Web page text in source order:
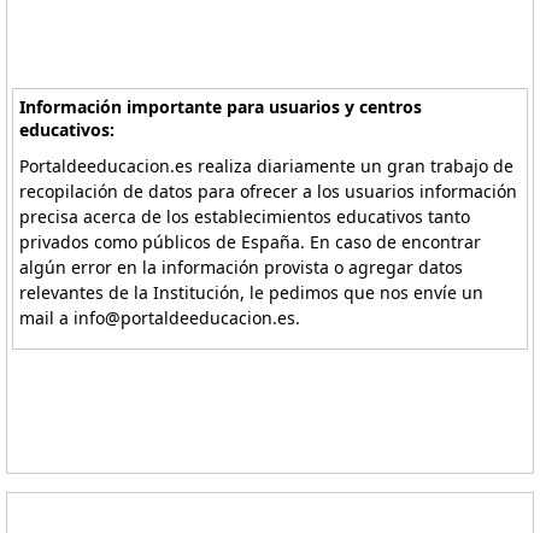
Información importante para usuarios y centros
educativos:
Portaldeeducacion.es realiza diariamente un gran trabajo de
recopilación de datos para ofrecer a los usuarios información
precisa acerca de los establecimientos educativos tanto
privados como públicos de España. En caso de encontrar
algún error en la información provista o agregar datos
relevantes de la Institución, le pedimos que nos envíe un
mail a info@portaldeeducacion.es.